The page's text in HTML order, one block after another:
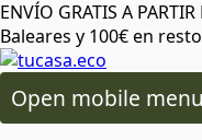
ENVÍO GRATIS A
Baleares y 100€ en resto
Open mobile menu
orallactancia